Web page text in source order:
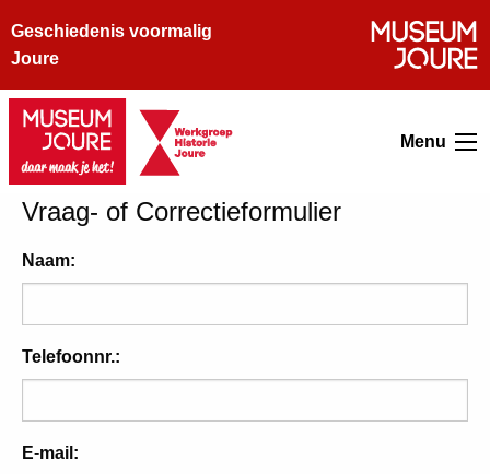
Geschiedenis voormalig
Joure
Menu
Vraag- of Correctieformulier
Naam:
Telefoonnr.:
E-mail: